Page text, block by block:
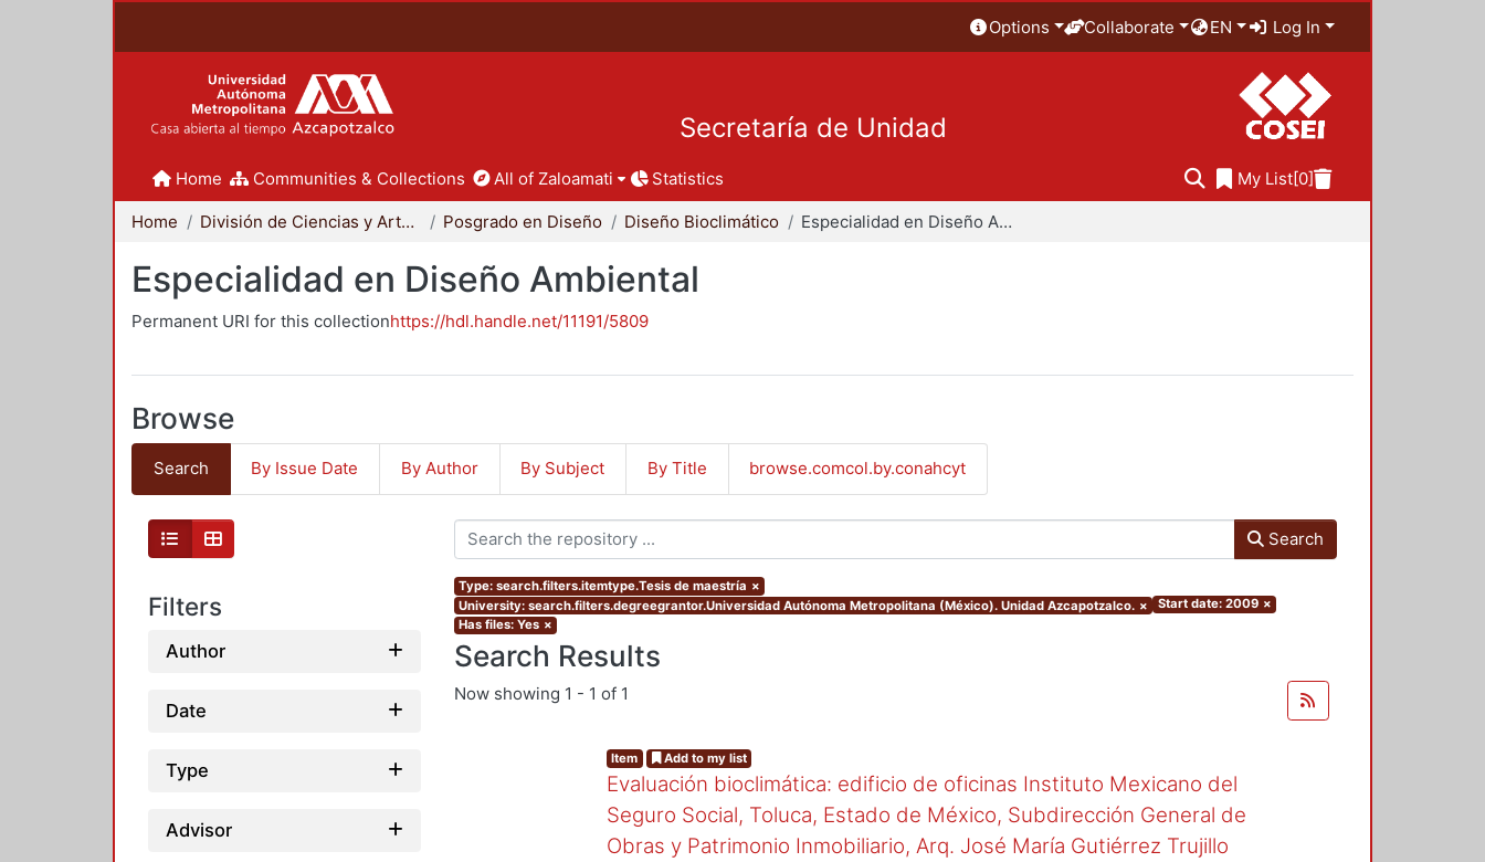
Options Collaborate EN Log In
Secretaría de Unidad
Home Communities & Collections All of Zaloamati Statistics My List[0]
Home División de Ciencias y Artes para el Diseño Posgrado en Diseño Diseño Bioclimático Especialidad en Diseño Ambiental
Especialidad en Diseño Ambiental
Permanent URI for this collectionhttps://hdl.handle.net/11191/5809
Browse
Search By Issue Date By Author By Subject By Title browse.comcol.by.conahcyt
Filters
Author
Date
Type
Advisor
Search
Type: search.filters.itemtype.Tesis de maestría ×
University: search.filters.degreegrantor.Universidad Autónoma Metropolitana (México). Unidad Azcapotzalco. × Start date: 2009 ×
Has files: Yes ×
Search Results
Now showing 1 - 1 of 1
Item Add to my list
Evaluación bioclimática: edificio de oficinas Instituto Mexicano del
Seguro Social, Toluca, Estado de México, Subdirección General de
Obras y Patrimonio Inmobiliario, Arq. José María Gutiérrez Trujillo